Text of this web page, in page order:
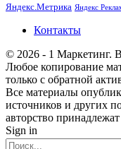
Яндекс.Метрика Яндекс
Контакты
© 2026 - 1 Маркетинг.
Любое копирование
только с обратной
Все материалы
источников и других
авторство
Sign in